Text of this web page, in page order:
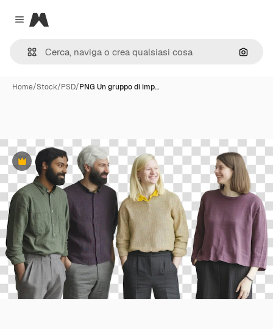
Close menu
Magnific
Cerca
Home/Stock/PSD/PNG Un gruppo di imp…
Premium